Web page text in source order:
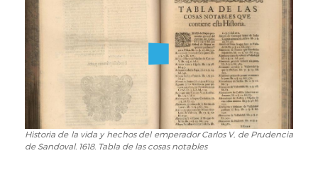
hechos
del
Carlos
de
Prudencia
Sandoval.
1618.
Historia
de
Historia de la vida y hechos del emperador Carlos V, de Prudencia
de Sandoval. 1618. Tabla de las cosas notables